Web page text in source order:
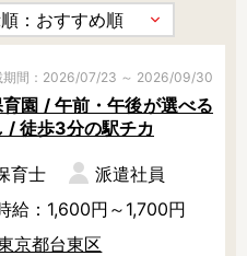
期間：2026/07/23 ～ 2026/09/30
園 / 午前・午後が選べる
/ 徒歩3分の駅チカ
育士
派遣社員
給：1,600円～1,700円
京都台東区
保育教諭
幼稚園教諭
学童スタッフ
調理師
看護師
その他